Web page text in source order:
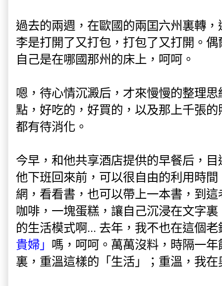
過去的兩週，在歐國的兩囯六州裏轉
李是打開了又打包，打包了又打開。
自己是在哪國那州的床上，呵呵。
嗯，待心情沉澱后，才來慢慢的整理
點，好吃的，好買的，以及那上千張
都有待消化。
今早，和他共享酒店提供的早餐后，
他下班回來前，可以很自由的利用時
網，看看書，也可以帶上一本書，到
咖啡，一塊蛋糕，讓自己沉浸在文字
的生活模式啊... 去年，我不也在這個
貴婦」 嗎，呵呵。萬萬沒料，時隔一
裏，重溫這樣的「生活」；重溫，我